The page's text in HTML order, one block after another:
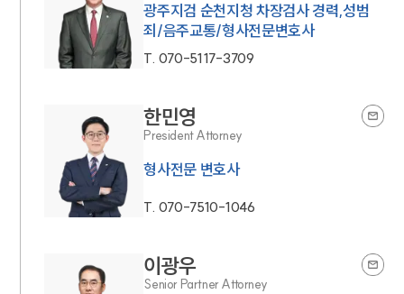
광주지검 순천지청 차장검사 경력,성범
죄/음주교통/형사전문변호사
T. 070-5117-3709
한민영
President Attorney
형사전문 변호사
T. 070-7510-1046
이광우
Senior Partner Attorney